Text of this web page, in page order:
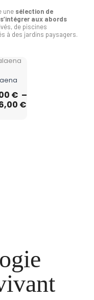
une sélection de
aux abords
de piscines
à des jardins paysagers.
€ –
€